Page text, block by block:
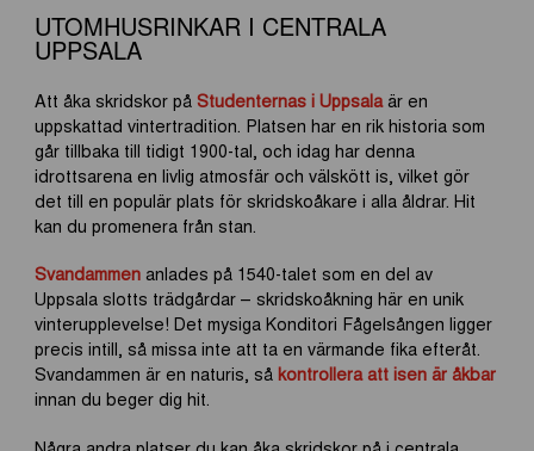
UTOMHUSRINKAR I CENTRALA
UPPSALA
Att åka skridskor påStudenternas i Uppsala är en
uppskattad vintertradition. Platsen har en rik historia som
går tillbaka till tidigt 1900-tal, och idag har denna
idrottsarena en livlig atmosfär och välskött is, vilket gör
det till en populär plats för skridskoåkare i alla åldrar. Hit
kan du promenera från stan.
Svandammenanlades på 1540-talet som en del av
Uppsala slotts trädgårdar – skridskoåkning här en unik
vinterupplevelse! Det mysiga Konditori Fågelsången ligger
precis intill, så missa inte att ta en värmande fika efteråt.
Svandammen är en naturis, såkontrollera att isen är åkbar
innan du beger dig hit.